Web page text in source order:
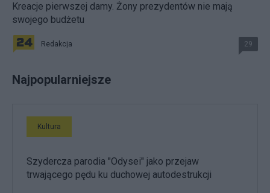
Kreacje pierwszej damy. Żony prezydentów nie mają
swojego budżetu
Redakcja 29
Najpopularniejsze
Kultura
Szydercza parodia "Odysei" jako przejaw
trwającego pędu ku duchowej autodestrukcji